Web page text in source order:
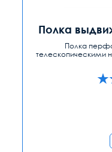
Полка
Полка
телескопическими